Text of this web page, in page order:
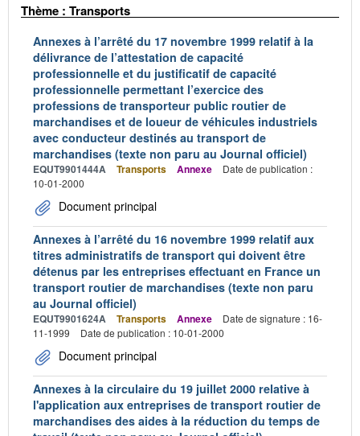
Thème : Transports
Annexes à l’arrêté du 17 novembre 1999 relatif à la
délivrance de l’attestation de capacité
professionnelle et du justificatif de capacité
professionnelle permettant l’exercice des
professions de transporteur public routier de
marchandises et de loueur de véhicules industriels
avec conducteur destinés au transport de
marchandises (texte non paru au Journal officiel)
EQUT9901444A Transports Annexe
Date de publication :
10-01-2000
Document principal
Annexes à l’arrêté du 16 novembre 1999 relatif aux
titres administratifs de transport qui doivent être
détenus par les entreprises effectuant en France un
transport routier de marchandises (texte non paru
au Journal officiel)
EQUT9901624A Transports Annexe
Date de signature : 16-
11-1999
Date de publication : 10-01-2000
Document principal
Annexes à la circulaire du 19 juillet 2000 relative à
l'application aux entreprises de transport routier de
marchandises des aides à la réduction du temps de